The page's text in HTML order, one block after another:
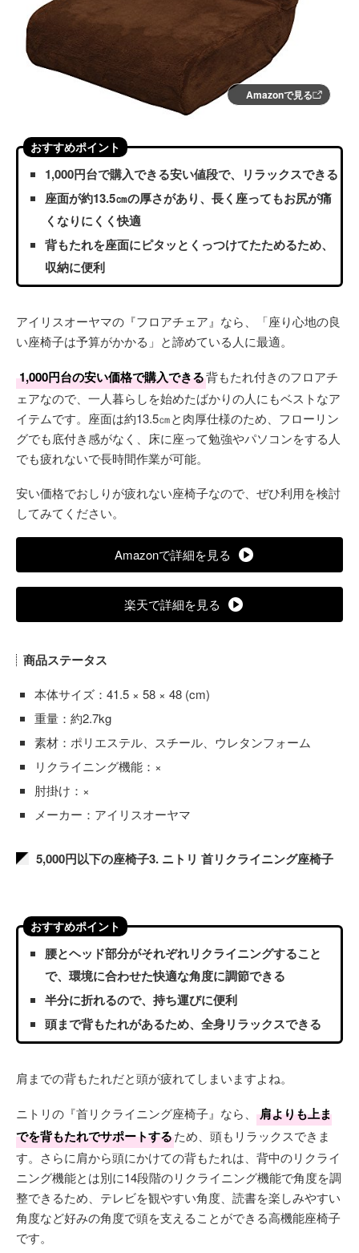
Amazonで見る
おすすめポイント
1,000円台で購入できる安い値段で、リラックスできる
座面が約13.5㎝の厚さがあり、長く座ってもお尻が痛
くなりにくく快適
背もたれを座面にピタッとくっつけてたためるため、
収納に便利
アイリスオーヤマの『フロアチェア』なら、「座り心地の良
い座椅子は予算がかかる」と諦めている人に最適。
1,000円台の安い価格で購入できる背もたれ付きのフロアチ
ェアなので、一人暮らしを始めたばかりの人にもベストなア
イテムです。座面は約13.5㎝と肉厚仕様のため、フローリン
グでも底付き感がなく、床に座って勉強やパソコンをする人
でも疲れないで長時間作業が可能。
安い価格でおしりが疲れない座椅子なので、ぜひ利用を検討
してみてください。
Amazonで詳細を見る
楽天で詳細を見る
商品ステータス
本体サイズ：41.5 × 58 × 48 (cm)
重量：約2.7kg
素材：ポリエステル、スチール、ウレタンフォーム
リクライニング機能：×
肘掛け：×
メーカー：アイリスオーヤマ
5,000円以下の座椅子3. ニトリ 首リクライニング座椅子
おすすめポイント
腰とヘッド部分がそれぞれリクライニングすること
で、環境に合わせた快適な角度に調節できる
半分に折れるので、持ち運びに便利
頭まで背もたれがあるため、全身リラックスできる
肩までの背もたれだと頭が疲れてしまいますよね。
ニトリの『首リクライニング座椅子』なら、
肩よりも上ま
でを背もたれでサポートするため、頭もリラックスできま
す。さらに肩から頭にかけての背もたれは、背中のリクライ
ニング機能とは別に14段階のリクライニング機能で角度を調
整できるため、テレビを観やすい角度、読書を楽しみやすい
角度など好みの角度で頭を支えることができる高機能座椅子
です。